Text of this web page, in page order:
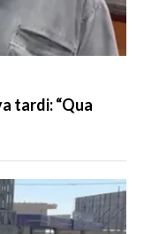
tardi: “Qua